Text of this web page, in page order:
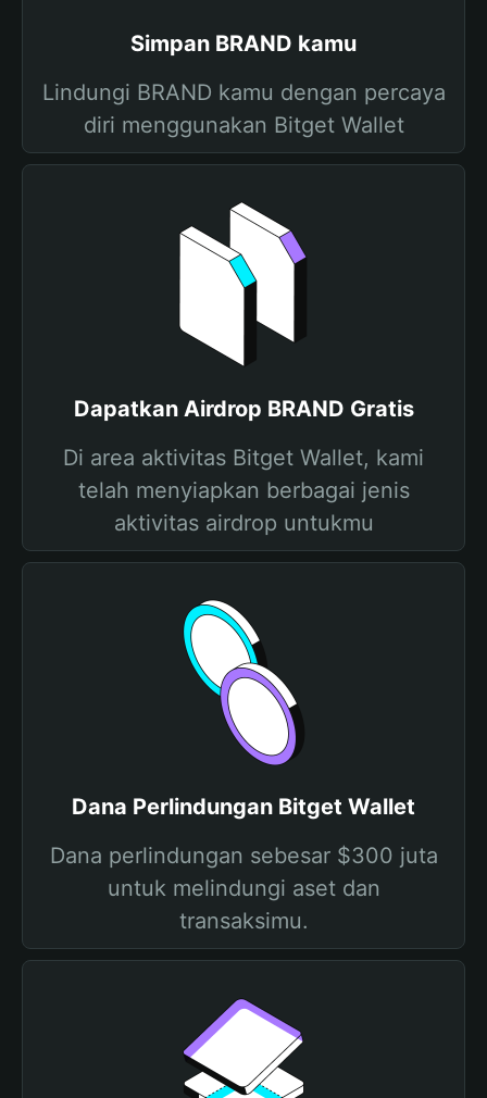
Simpan BRAND kamu
Lindungi BRAND kamu dengan percaya
diri menggunakan Bitget Wallet
Dapatkan Airdrop BRAND Gratis
Di area aktivitas Bitget Wallet, kami
telah menyiapkan berbagai jenis
aktivitas airdrop untukmu
Dana Perlindungan Bitget Wallet
Dana perlindungan sebesar $300 juta
untuk melindungi aset dan
transaksimu.